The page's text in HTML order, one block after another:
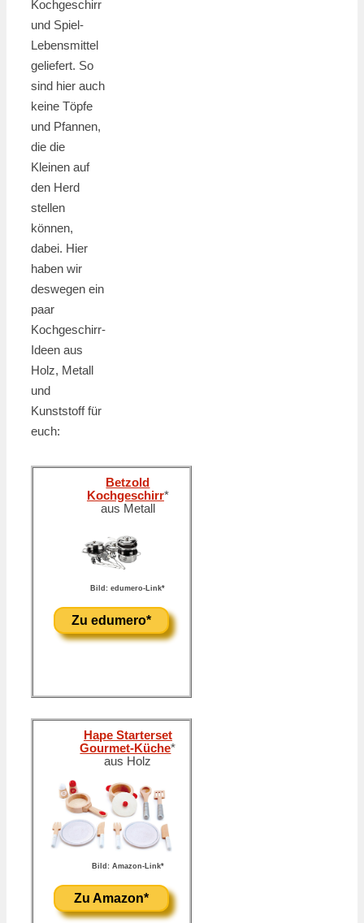
Kochgeschirr
und Spiel-
Lebensmittel
geliefert. So
sind hier auch
keine Töpfe
und Pfannen,
die die
Kleinen auf
den Herd
stellen
können,
dabei. Hier
haben wir
deswegen ein
paar
Kochgeschirr-
Ideen aus
Holz, Metall
und
Kunststoff für
euch:
Betzold
Kochgeschirr*
aus Metall
Bild: edumero-Link*
Zu edumero*
Hape Starterset
Gourmet-Küche*
aus Holz
Bild: Amazon-Link*
Zu Amazon*